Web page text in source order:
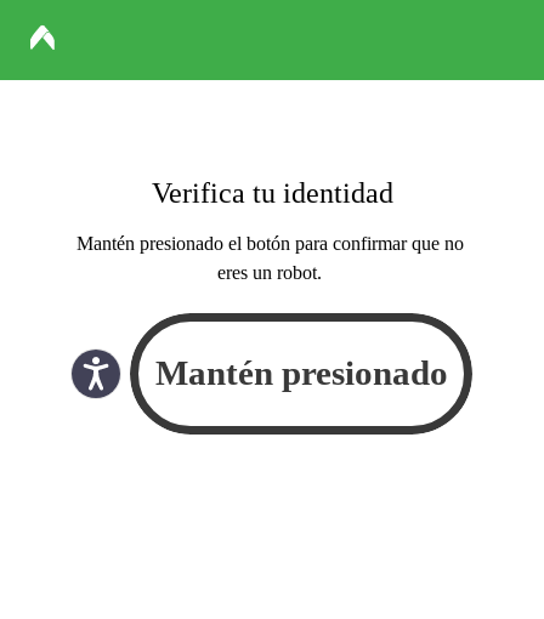
Verifica tu identidad
Mantén presionado el botón para confirmar que no
eres un robot.